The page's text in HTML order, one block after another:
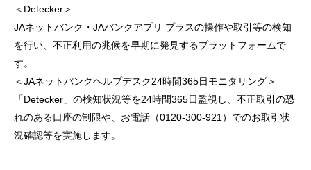
＜Detecker＞
JAネットバンク・JAバンクアプリ プラスの操作や取引等の検知
を行い、不正利用の兆候を早期に発見するプラットフォームで
す。
＜JAネットバンクヘルプデスク24時間365日モニタリング＞
「Detecker」の検知状況等を24時間365日監視し、不正取引の恐
れのある口座の制限や、お電話（0120-300-921）でのお取引状
況確認等を実施します。